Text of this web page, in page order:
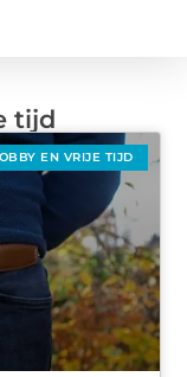
tijd
EN VRIJE TIJD